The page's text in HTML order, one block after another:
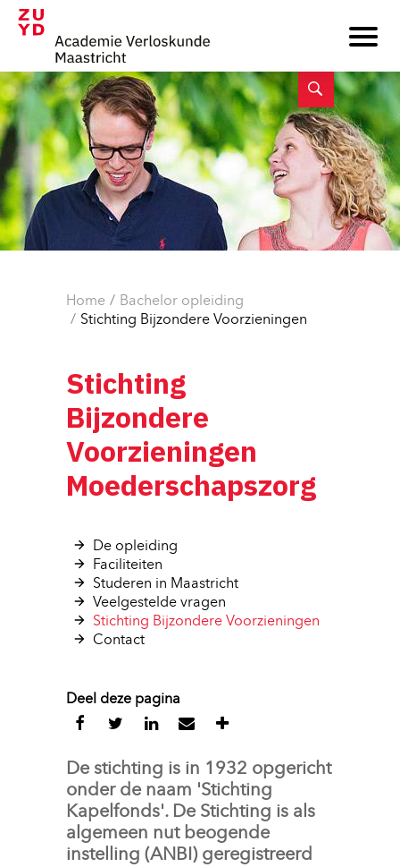
Home
Bachelor opleiding
Stichting Bijzondere Voorzieningen
Stichting
Bijzondere
Voorzieningen
Moederschapszorg
De opleiding
Faciliteiten
Studeren in Maastricht
Veelgestelde vragen
Stichting Bijzondere Voorzieningen
Contact
Deel deze pagina
De stichting is in 1932 opgericht
onder de naam 'Stichting
Kapelfonds'. De Stichting is als
algemeen nut beogende
instelling (ANBI) geregistreerd